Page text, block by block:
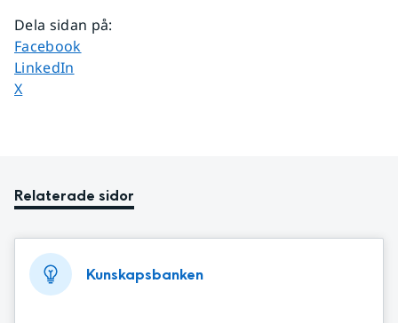
Dela sidan på:
Dela sidan på
Facebook
Dela sidan på
LinkedIn
Dela sidan på
X
Relaterade sidor
Kunskapsbanken